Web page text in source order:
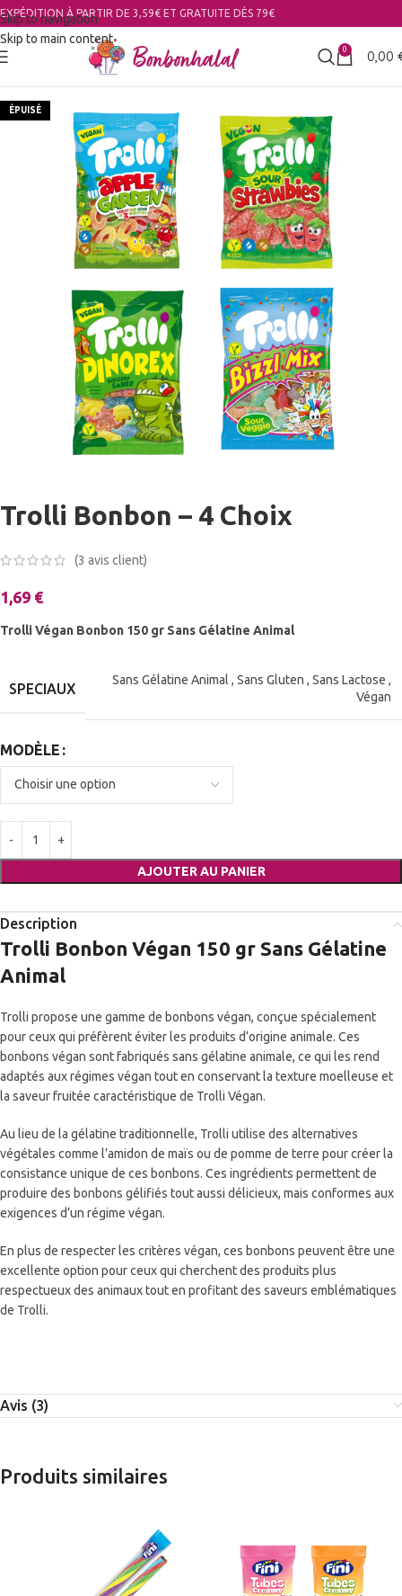
Skip to navigation
Skip to main content
EXPÉDITION À PARTIR DE 3,59€ ET GRATUITE DÈS 79€
0 0,00
ÉPUISÉ
Trolli Bonbon – 4 Choix
(3 avis client)
1,69 €
Trolli Végan Bonbon 150 gr Sans Gélatine Animal
SPECIAUX
Sans Gélatine Animal , Sans Gluten , Sans Lactose ,
Végan
MODÈLE
AJOUTER AU PANIER
Description
Trolli Bonbon Végan 150 gr Sans Gélatine
Animal
Trolli propose une gamme de bonbons végan, conçue spécialement
pour ceux qui préfèrent éviter les produits d’origine animale. Ces
bonbons végan sont fabriqués sans gélatine animale, ce qui les rend
adaptés aux régimes végan tout en conservant la texture moelleuse et
la saveur fruitée caractéristique de Trolli Végan.
Au lieu de la gélatine traditionnelle, Trolli utilise des alternatives
végétales comme l’amidon de maïs ou de pomme de terre pour créer la
consistance unique de ces bonbons. Ces ingrédients permettent de
produire des bonbons gélifiés tout aussi délicieux, mais conformes aux
exigences d’un régime végan.
En plus de respecter les critères végan, ces bonbons peuvent être une
excellente option pour ceux qui cherchent des produits plus
respectueux des animaux tout en profitant des saveurs emblématiques
de Trolli.
Avis (3)
Produits similaires